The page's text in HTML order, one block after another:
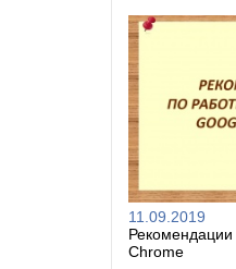
11.09.2019
Chrome